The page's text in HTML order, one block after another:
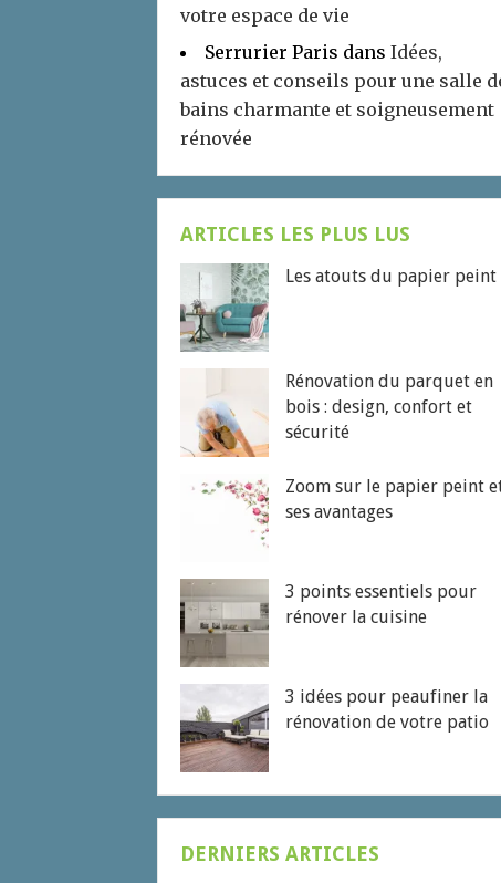
votre espace de vie
Serrurier Paris dans Idées,
astuces et conseils pour une salle
bains charmante et soigneusement
rénovée
ARTICLES LES PLUS LUS
Les atouts du papier peint
Rénovation du parquet en
bois : design, confort et
sécurité
Zoom sur le papier peint
ses avantages
3 points essentiels pour
rénover la cuisine
3 idées pour peaufiner la
rénovation de votre patio
DERNIERS ARTICLES